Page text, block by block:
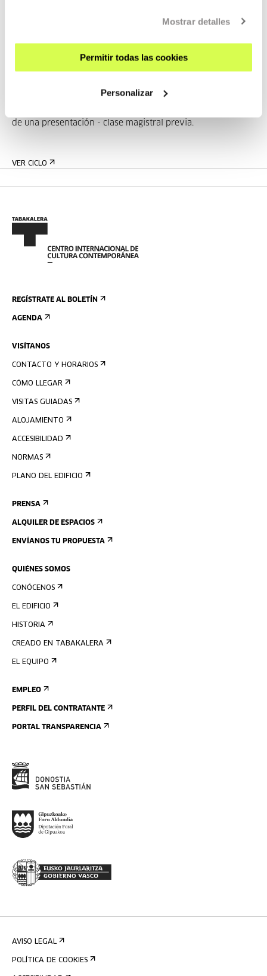
Mostrar detalles
Permitir todas las cookies
Personalizar
Pertenece a Ciclo: Historias de
cine. Santos Zunzunegui
Estas sesiones forman parte del programa académico de la
de una presentación - clase magistral previa.
VER CICLO
REGÍSTRATE AL BOLETÍN
AGENDA
VISÍTANOS
CONTACTO Y HORARIOS
CÓMO LLEGAR
VISITAS GUIADAS
ALOJAMIENTO
ACCESIBILIDAD
NORMAS
PLANO DEL EDIFICIO
PRENSA
ALQUILER DE ESPACIOS
ENVÍANOS TU PROPUESTA
QUIÉNES SOMOS
CONÓCENOS
EL EDIFICIO
HISTORIA
CREADO EN TABAKALERA
EL EQUIPO
EMPLEO
PERFIL DEL CONTRATANTE
PORTAL TRANSPARENCIA
AVISO LEGAL
POLÍTICA DE COOKIES